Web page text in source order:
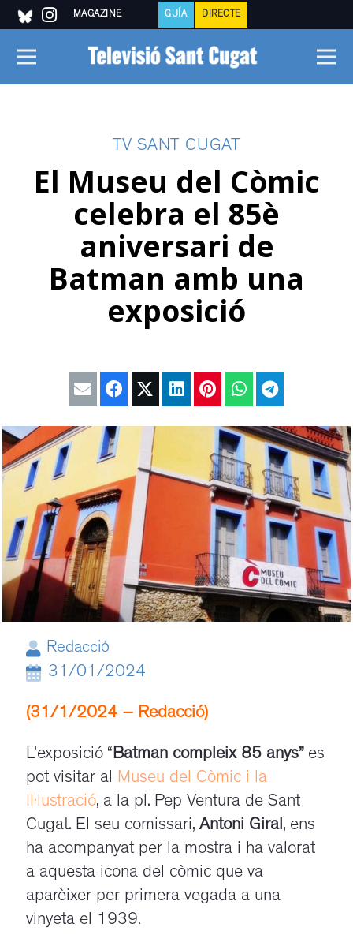
MAGAZINE GUÍA DIRECTE
TV SANT CUGAT
El Museu del Còmic
celebra el 85è
aniversari de
Batman amb una
exposició
Redacció
31/01/2024
(31/1/2024 – Redacció)
L’exposició “Batman compleix 85 anys” es
pot visitar al Museu del Còmic i la
Il·lustració, a la pl. Pep Ventura de Sant
Cugat. El seu comissari, Antoni Giral, ens
ha acompanyat per la mostra i ha valorat
a aquesta icona del còmic que va
aparèixer per primera vegada a una
vinyeta el 1939.